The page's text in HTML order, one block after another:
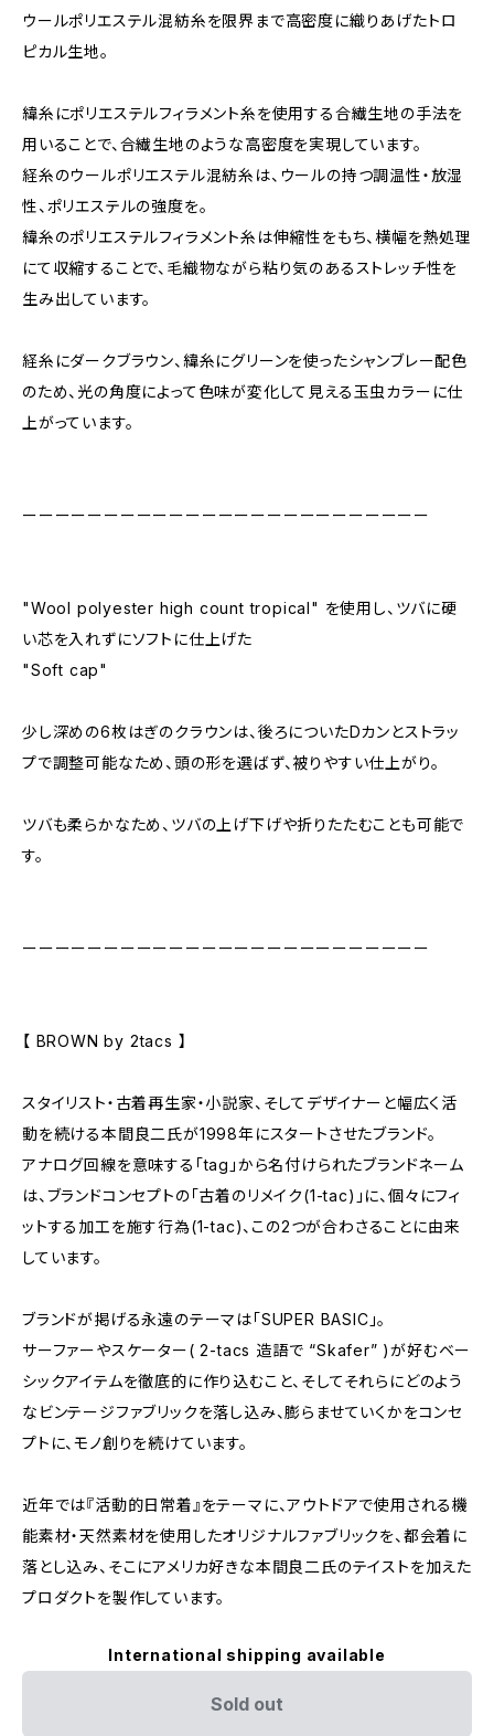
ウールポリエステル混紡糸を限界まで高密度に織りあげたトロ
ピカル生地。
緯糸にポリエステルフィラメント糸を使用する合繊生地の手法を
用いることで、合繊生地のような高密度を実現しています。
経糸のウールポリエステル混紡糸は、ウールの持つ調温性・放湿
性、ポリエステルの強度を。
緯糸のポリエステルフィラメント糸は伸縮性をもち、横幅を熱処理
にて収縮することで、毛織物ながら粘り気のあるストレッチ性を
生み出しています。
経糸にダークブラウン、緯糸にグリーンを使ったシャンブレー配色
のため、光の角度によって色味が変化して見える玉虫カラーに仕
上がっています。
ーーーーーーーーーーーーーーーーーーーーーーーーー
"Wool polyester high count tropical" を使用し、ツバに硬
い芯を入れずにソフトに仕上げた
"Soft cap"
少し深めの6枚はぎのクラウンは、後ろについたDカンとストラッ
プで調整可能なため、頭の形を選ばず、被りやすい仕上がり。
ツバも柔らかなため、ツバの上げ下げや折りたたむことも可能で
す。
ーーーーーーーーーーーーーーーーーーーーーーーーー
【 BROWN by 2tacs 】
スタイリスト・古着再生家・小説家、そしてデザイナーと幅広く活
動を続ける本間良二氏が1998年にスタートさせたブランド。
アナログ回線を意味する「tag」から名付けられたブランドネーム
は、ブランドコンセプトの「古着のリメイク(1-tac)」に、個々にフィ
ットする加工を施す行為(1-tac)、この2つが合わさることに由来
しています。
ブランドが掲げる永遠のテーマは「SUPER BASIC」。
サーファーやスケーター( 2-tacs 造語で “Skafer” )が好むベー
シックアイテムを徹底的に作り込むこと、そしてそれらにどのよう
なビンテージファブリックを落し込み、膨らませていくかをコンセ
プトに、モノ創りを続けています。
近年では『活動的日常着』をテーマに、アウトドアで使用される機
能素材・天然素材を使用したオリジナルファブリックを、都会着に
落とし込み、そこにアメリカ好きな本間良二氏のテイストを加えた
プロダクトを製作しています。
International shipping available
Sold out